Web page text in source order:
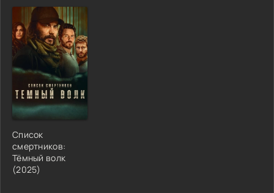
Список
смертников:
Тёмный волк
(2025)